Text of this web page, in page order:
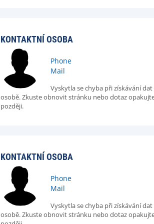
KONTAKTNÍ OSOBA
Phone
Mail
Vyskytla se chyba při získávání dat
osobě. Zkuste obnovit stránku nebo dotaz
později.
KONTAKTNÍ OSOBA
Phone
Mail
Vyskytla se chyba při získávání dat
osobě. Zkuste obnovit stránku nebo dotaz